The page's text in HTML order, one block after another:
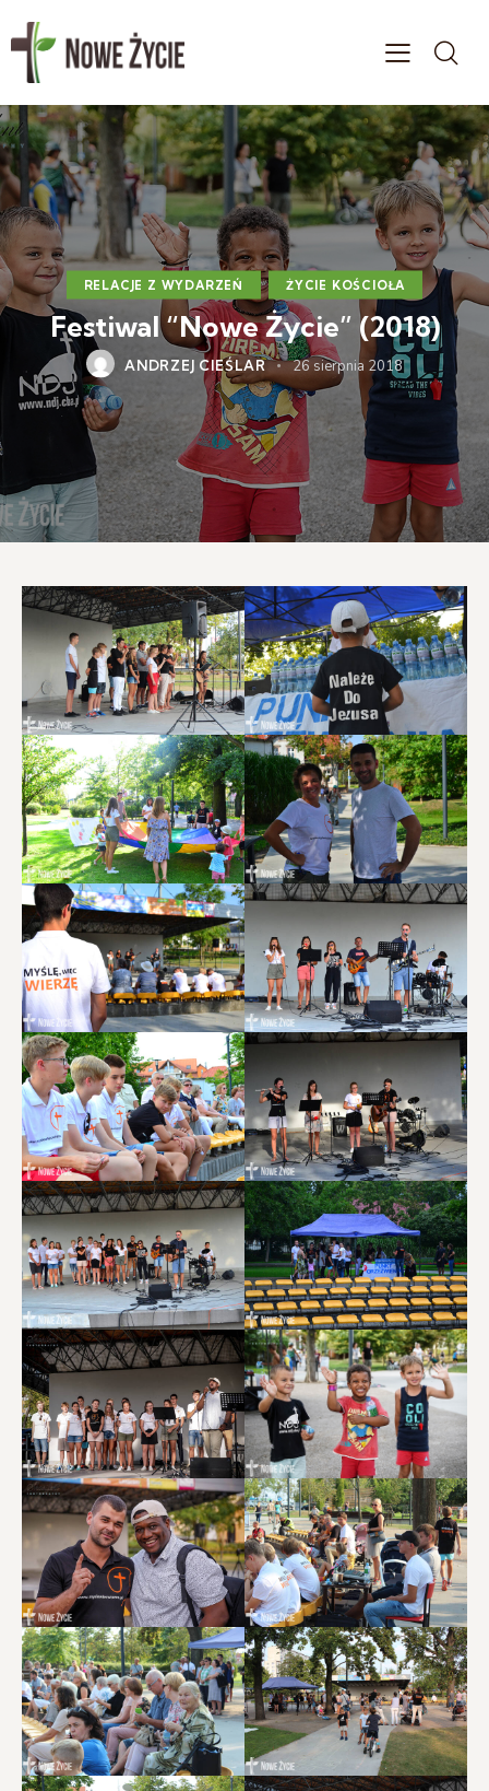
RELACJE Z WYDARZEŃ ŻYCIE KOŚCIOŁA
Festiwal “Nowe Życie” (2018)
ANDRZEJ CIEŚLAR 26 sierpnia 2018